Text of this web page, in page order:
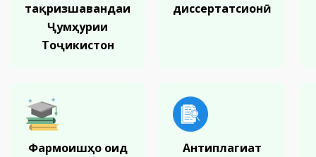
Тоҷикистон
Фармоишҳо оид
ба эътирофи
баробарарзишии
Антиплагиат